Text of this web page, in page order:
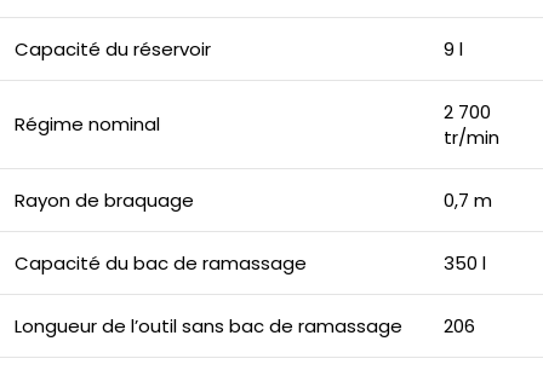
Capacité du réservoir 9 l
Régime nominal
2 700
tr/min
Rayon de braquage 0,7 m
Capacité du bac de ramassage 350 l
Longueur de l’outil sans bac de ramassage 206